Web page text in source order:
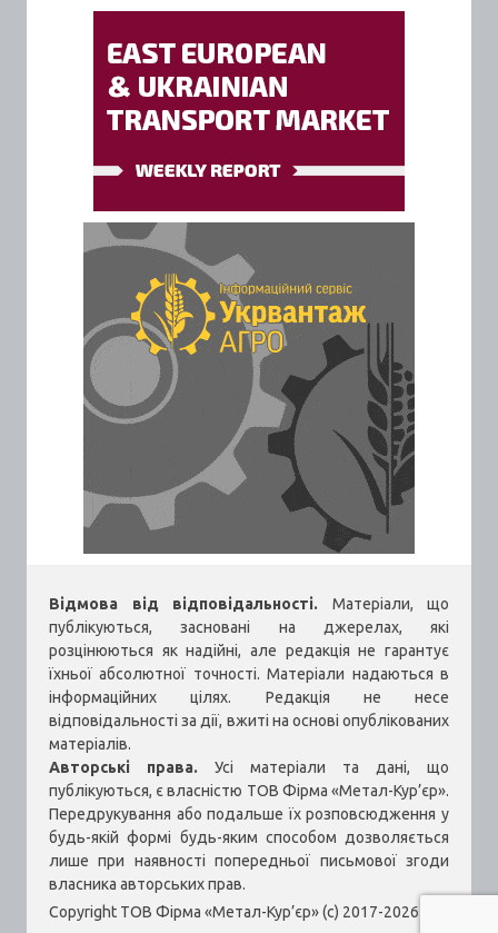
Відмова від відповідальності. Матеріали, що
публікуються, засновані на джерелах, які
розцінюються як надійні, але редакція не гарантує
їхньої абсолютної точності. Матеріали надаються в
інформаційних цілях. Редакція не несе
відповідальності за дії, вжиті на основі опублікованих
матеріалів.
Авторські права. Усі матеріали та дані, що
публікуються, є власністю ТОВ Фірма «Метал-Кур’єр».
Передрукування або подальше їх розповсюдження у
будь-якій формі будь-яким способом дозволяється
лише при наявності попередньої письмової згоди
власника авторських прав.
Copyright ТОВ Фірма «Метал-Кур’єр» (c) 2017-2026